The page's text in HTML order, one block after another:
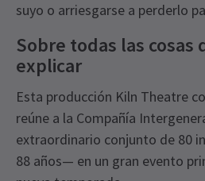
suyo o arriesgarse a perderlo
Sobre todas las cosas
explicar
Esta producción Kiln Theatre
reúne a la Compañía
extraordinario conjunto de 80
88 años— en un gran evento